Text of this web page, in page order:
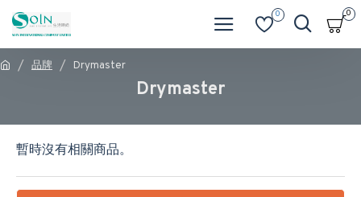
0 0
品牌 Drymaster
Drymaster
暫時沒有相關商品。